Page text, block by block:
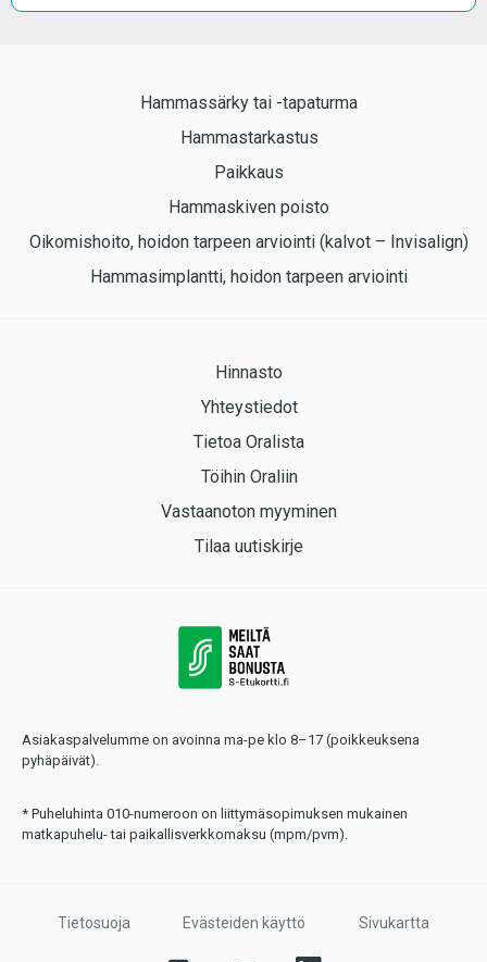
Hammassärky tai -tapaturma
Hammastarkastus
Paikkaus
Hammaskiven poisto
Oikomishoito, hoidon tarpeen arviointi (kalvot – Invisalign)
Hammasimplantti, hoidon tarpeen arviointi
Hinnasto
Yhteystiedot
Tietoa Oralista
Töihin Oraliin
Vastaanoton myyminen
Tilaa uutiskirje
Asiakaspalvelumme on avoinna ma-pe klo 8–17 (poikkeuksena
pyhäpäivät).
* Puheluhinta 010-numeroon on liittymäsopimuksen mukainen
matkapuhelu- tai paikallisverkkomaksu (mpm/pvm).
Tietosuoja Evästeiden käyttö Sivukartta